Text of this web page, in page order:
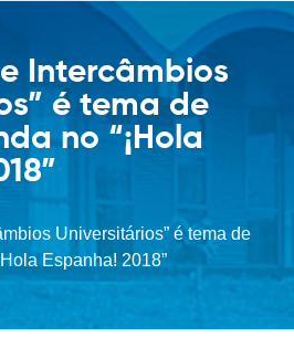
Intercâmbios
é tema de
no “¡Hola
Universitários” é tema de
Espanha! 2018”